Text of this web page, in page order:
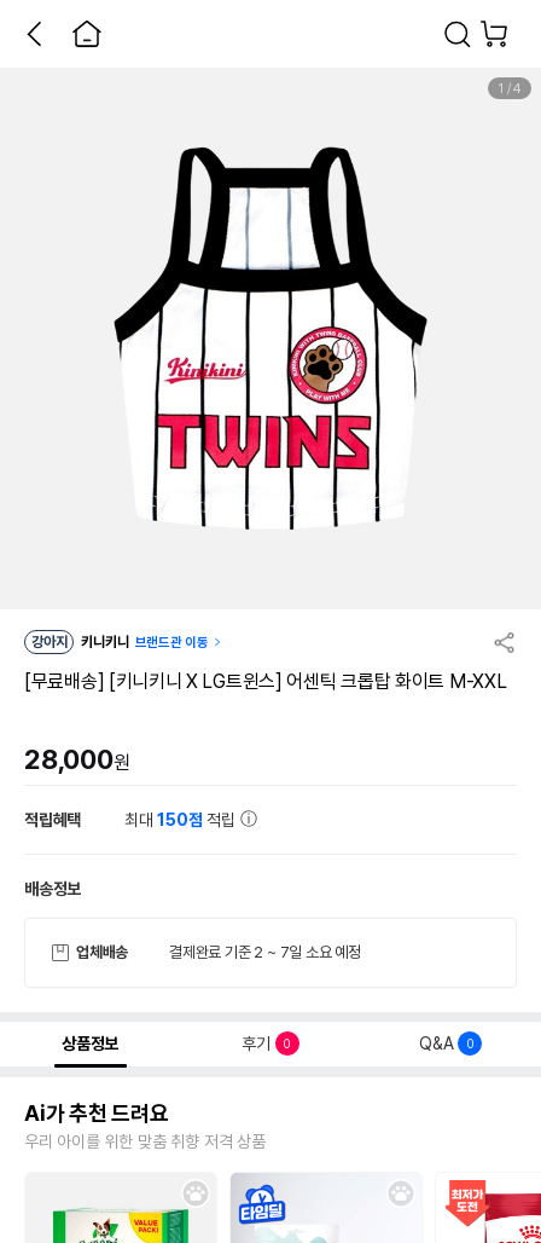
1 /4
강아지 키니키니 브랜드관 이동
[무료배송] [키니키니 X LG트윈스] 어센틱 크롭탑 화이트 M-XXL
28,000원
적립혜택 최대150점 적립
배송정보
업체배송 결제완료 기준 2 ~ 7일 소요 예정
상품정보 후기 0 Q&A 0
Ai가 추천 드려요
우리 아이를 위한 맞춤 취향 저격 상품